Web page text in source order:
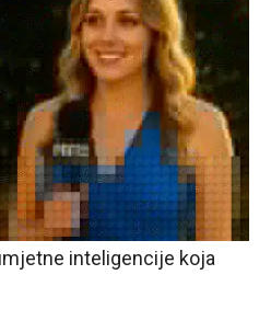
inteligencije koja